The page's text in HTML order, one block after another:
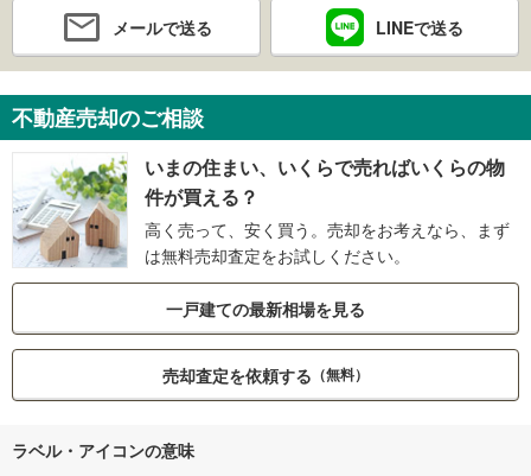
メールで送る LINEで送る
不動産売却のご相談
いまの住まい、いくらで売ればいくらの物
件が買える？
高く売って、安く買う。売却をお考えなら、まず
は無料売却査定をお試しください。
一戸建ての最新相場を見る
売却査定を依頼する （無料）
ラベル・アイコンの意味